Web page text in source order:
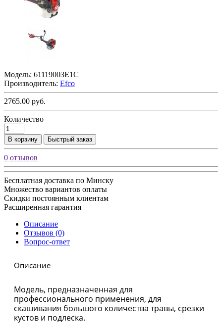
Модель: 61119003E1C
Производитель: Efco
2765.00 руб.
Количество
В корзину Быстрый заказ
0 отзывов
Бесплатная доставка по Минску
Множество вариантов оплаты
Скидки постоянным клиентам
Расширенная гарантия
Описание
Отзывов (0)
Вопрос-ответ
Описание
Модель, предназначенная для
профессионального применения, для
скашивания большого количества травы, срезки
кустов и подлеска.